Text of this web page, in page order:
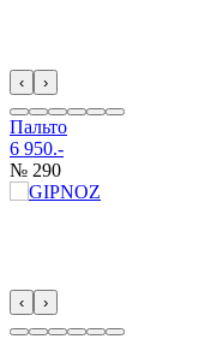
‹ ›
Пальто
6 950.-
№ 290
‹ ›